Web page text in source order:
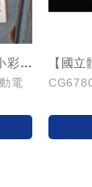
【南山中學】CG6780SF - 小彩旗鋁合金行動電源
電